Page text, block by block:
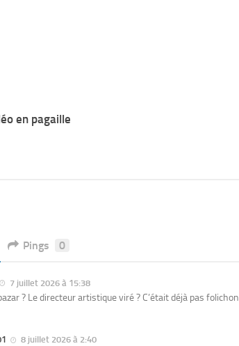
en pagaille
Pings 0
7 juillet 2026 à 15:38
? Le directeur artistique viré ? C’était déjà pas
8 juillet 2026 à 2:40